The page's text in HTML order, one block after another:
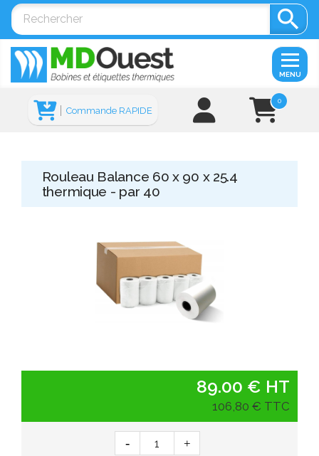

0
Commande RAPIDE
MENU
Rouleau Balance 60 x 90 x 25.4
thermique - par 40
89.00 € HT
106,80 € TTC